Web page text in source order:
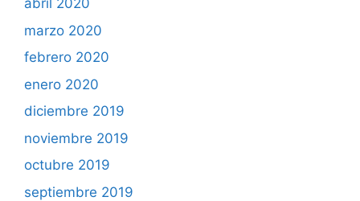
abril 2020
marzo 2020
febrero 2020
enero 2020
diciembre 2019
noviembre 2019
octubre 2019
septiembre 2019